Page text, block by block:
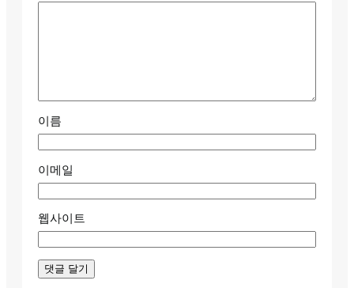
이름
이메일
웹사이트